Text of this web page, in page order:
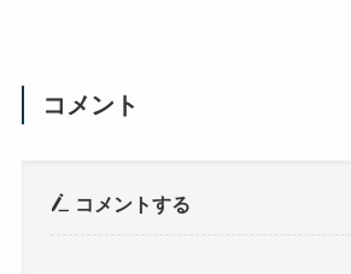
コメント
コメントする